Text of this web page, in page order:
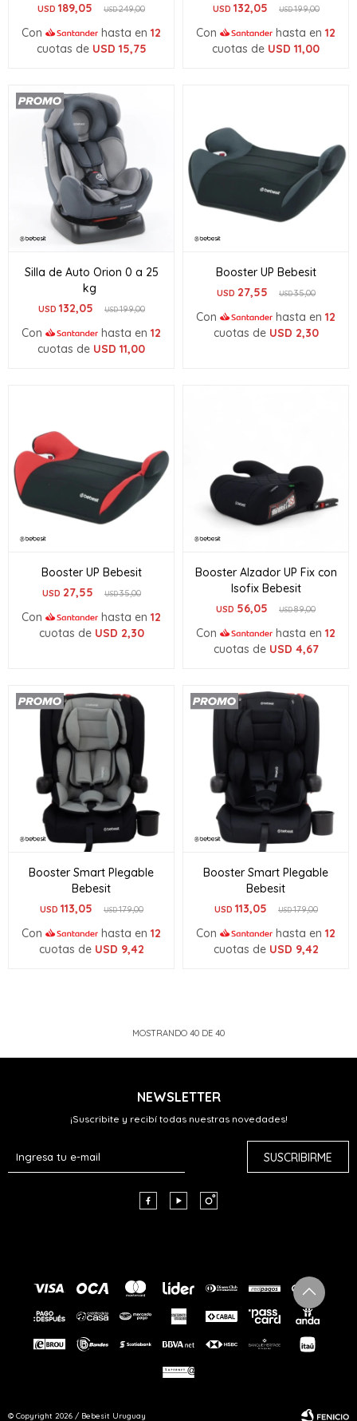
USD 189,05 USD249,00
Con hasta en 12
cuotas de USD 15,75
USD 132,05 USD199,00
Con hasta en 12
cuotas de USD 11,00
Silla de Auto Orion 0 a 25
kg
USD 132,05 USD199,00
Con hasta en 12
cuotas de USD 11,00
Booster UP Bebesit
USD 27,55 USD35,00
Con hasta en 12
cuotas de USD 2,30
Booster UP Bebesit
USD 27,55 USD35,00
Con hasta en 12
cuotas de USD 2,30
Booster Alzador UP Fix con
Isofix Bebesit
USD 56,05 USD89,00
Con hasta en 12
cuotas de USD 4,67
Booster Smart Plegable
Bebesit
USD 113,05 USD179,00
Con hasta en 12
cuotas de USD 9,42
Booster Smart Plegable
Bebesit
USD 113,05 USD179,00
Con hasta en 12
cuotas de USD 9,42
MOSTRANDO 40 DE 40
NEWSLETTER
¡Suscribite y recibí todas nuestras novedades!
SUSCRIBIRME
  
© Copyright 2026 / Bebesit Uruguay